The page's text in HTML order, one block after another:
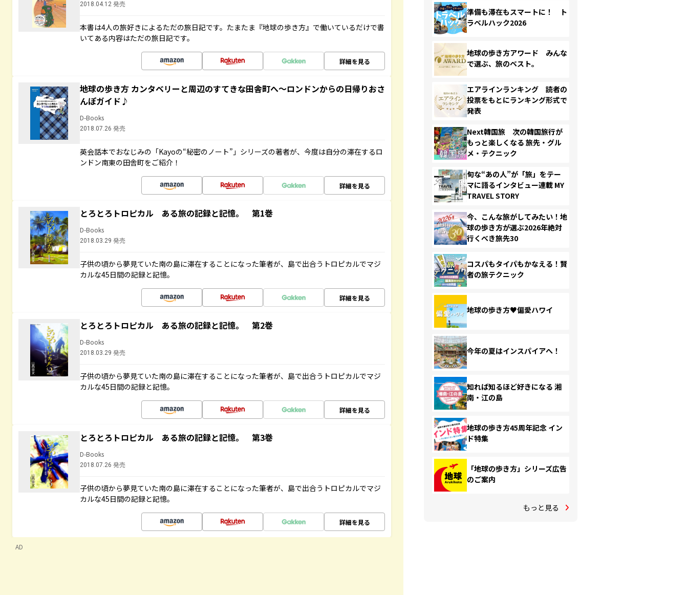
2018.04.12 発売
本書は4人の旅好きによるただの旅日記です。たまたま『地球の歩き方』で働いているだけで書
いてある内容はただの旅日記です。
詳細を見る
地球の歩き方 カンタベリーと周辺のすてきな田舎町へ～ロンドンからの日帰りおさ
んぽガイド♪
D-Books
2018.07.26 発売
英会話本でおなじみの「Kayoの“秘密のノート”」シリーズの著者が、今度は自分の滞在するロ
ンドン南東の田舎町をご紹介！
詳細を見る
とろとろトロピカル ある旅の記録と記憶。 第1巻
D-Books
2018.03.29 発売
子供の頃から夢見ていた南の島に滞在することになった筆者が、島で出合うトロピカルでマジ
カルな45日間の記録と記憶。
詳細を見る
とろとろトロピカル ある旅の記録と記憶。 第2巻
D-Books
2018.03.29 発売
子供の頃から夢見ていた南の島に滞在することになった筆者が、島で出合うトロピカルでマジ
カルな45日間の記録と記憶。
詳細を見る
とろとろトロピカル ある旅の記録と記憶。 第3巻
D-Books
2018.07.26 発売
子供の頃から夢見ていた南の島に滞在することになった筆者が、島で出合うトロピカルでマジ
カルな45日間の記録と記憶。
詳細を見る
AD
準備も滞在もスマートに！ ト
ラベルハック2026
地球の歩き方アワード みんな
で選ぶ、旅のベスト。
エアラインランキング 読者の
投票をもとにランキング形式で
発表
Next韓国旅 次の韓国旅行が
もっと楽しくなる 旅先・グル
メ・テクニック
旬な“あの人”が「旅」をテー
マに語るインタビュー連載 MY
TRAVEL STORY
今、こんな旅がしてみたい！地
球の歩き方が選ぶ2026年絶対
行くべき旅先30
コスパもタイパもかなえる！賢
者の旅テクニック
地球の歩き方♥偏愛ハワイ
今年の夏はインスパイアへ！
知れば知るほど好きになる 湘
南・江の島
地球の歩き方45周年記念 イン
ド特集
「地球の歩き方」シリーズ広告
のご案内
もっと見る